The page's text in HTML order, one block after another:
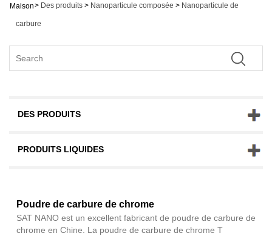
Maison> Des produits > Nanoparticule composée > Nanoparticule de
carbure
DES PRODUITS
PRODUITS LIQUIDES
Poudre de carbure de chrome
SAT NANO est un excellent fabricant de poudre de carbure de
chrome en Chine. La poudre de carbure de chrome T